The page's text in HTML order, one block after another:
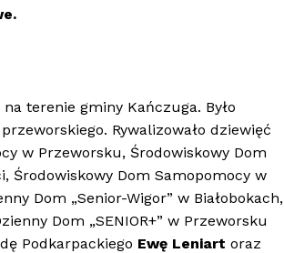
terenie gminy Kańczuga. Było
Rywalizowało dziewięć
w Przeworsku, Środowiskowy Dom
Środowiskowy Dom Samopomocy w
Dom „Senior-Wigor” w Białobokach,
Dom „SENIOR+” w Przeworsku
Podkarpackiego Ewę Leniart oraz